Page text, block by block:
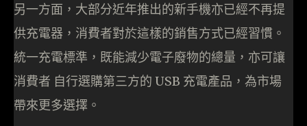
另一方面，大部分近年推出的新手機亦已經不再提
供充電器，消費者對於這樣的銷售方式已經習慣。
統一充電標準，既能減少電子廢物的總量，亦可讓
消費者 自行選購第三方的 USB 充電產品，為市場
帶來更多選擇。